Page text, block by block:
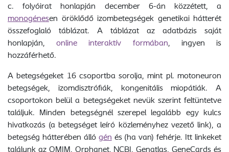
c. folyóirat honlapján december 6-án közzétett, a
monogénesen öröklődő izombetegségek genetikai hátterét
összefoglaló táblázat. A táblázat az adatbázis saját
honlapján,online interaktív formában, ingyen is
hozzáférhető.
A betegségeket 16 csoportba sorolja, mint pl. motoneuron
betegségek, izomdisztrófiák, kongenitális miopátiák. A
csoportokon belül a betegségeket nevük szerint feltüntetve
találjuk. Minden betegségnél szerepel legalább egy kulcs
hivatkozás (a betegséget leíró közleményhez vezető link), a
betegség hátterében álló gén és (ha van) fehérje. Itt linkeket
találunk az OMIM, Orphanet, NCBI, Genatlas, GeneCards és